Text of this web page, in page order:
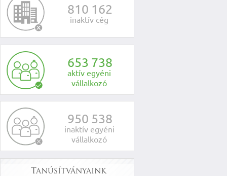
810 162
inaktív cég
653 738
aktív egyéni
vállalkozó
950 538
inaktív egyéni
vállalkozó
Tanúsítványaink